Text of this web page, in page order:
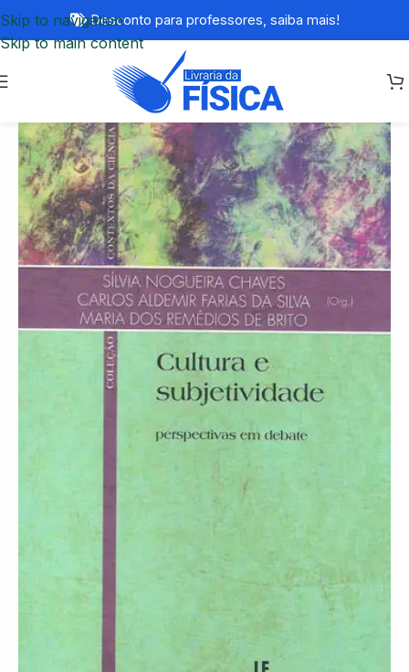
Skip to navigation
Skip to main content
Desconto para professores, saiba mais!